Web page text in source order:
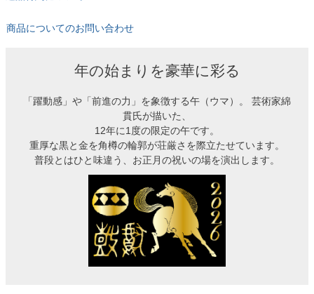
商品についてのお問い合わせ
年の始まりを豪華に彩る
「躍動感」や「前進の力」を象徴する午（ウマ）。 芸術家綿
貫氏が描いた、
12年に1度の限定の午です。
重厚な黒と金を角樽の輪郭が荘厳さを際立たせています。
普段とはひと味違う、お正月の祝いの場を演出します。